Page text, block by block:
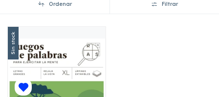
Ordenar Filtrar
Sin stock